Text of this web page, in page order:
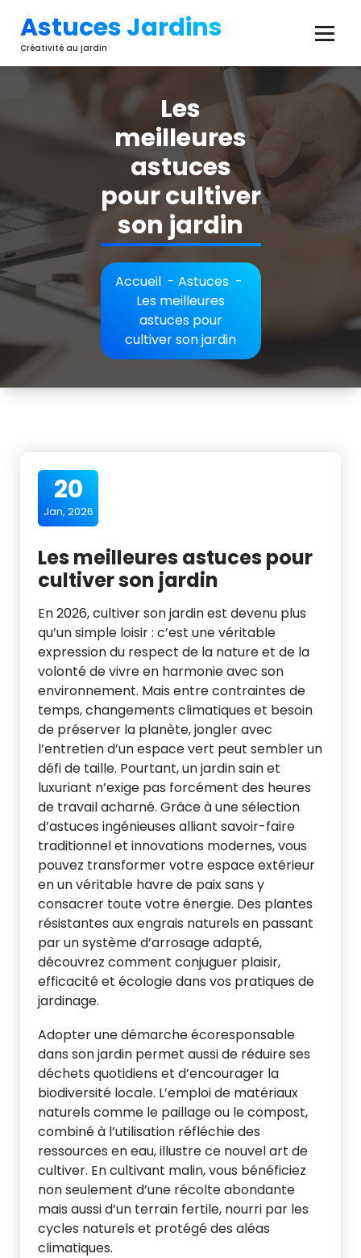
contenu
Astuces Jardins
Créativité au jardin
Les
meilleures
astuces
pour cultiver
son jardin
Accueil - Astuces -
Les meilleures
astuces pour
cultiver son jardin
20
Jan, 2026
Les meilleures astuces pour
cultiver son jardin
En 2026, cultiver son jardin est devenu plus
qu’un simple loisir : c’est une véritable
expression du respect de la nature et de la
volonté de vivre en harmonie avec son
environnement. Mais entre contraintes de
temps, changements climatiques et besoin
de préserver la planète, jongler avec
l’entretien d’un espace vert peut sembler un
défi de taille. Pourtant, un jardin sain et
luxuriant n’exige pas forcément des heures
de travail acharné. Grâce à une sélection
d’astuces ingénieuses alliant savoir-faire
traditionnel et innovations modernes, vous
pouvez transformer votre espace extérieur
en un véritable havre de paix sans y
consacrer toute votre énergie. Des plantes
résistantes aux engrais naturels en passant
par un système d’arrosage adapté,
découvrez comment conjuguer plaisir,
efficacité et écologie dans vos pratiques de
jardinage.
Adopter une démarche écoresponsable
dans son jardin permet aussi de réduire ses
déchets quotidiens et d’encourager la
biodiversité locale. L’emploi de matériaux
naturels comme le paillage ou le compost,
combiné à l’utilisation réfléchie des
ressources en eau, illustre ce nouvel art de
cultiver. En cultivant malin, vous bénéficiez
non seulement d’une récolte abondante
mais aussi d’un terrain fertile, nourri par les
cycles naturels et protégé des aléas
climatiques.